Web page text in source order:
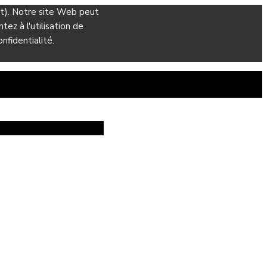
Notre site Web peut
à l'utilisation de